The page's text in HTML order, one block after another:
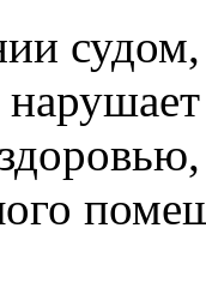
судом,